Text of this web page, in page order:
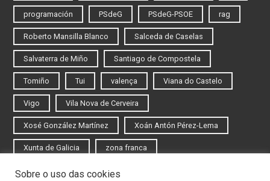
programación PSdeG PSdeG-PSOE rag
Roberto Mansilla Blanco Salceda de Caselas
Salvaterra de Miño Santiago de Compostela
Tomiño Tui valença Viana do Castelo
Vigo Vila Nova de Cerveira
Xosé González Martínez Xoán Antón Pérez-Lema
Xunta de Galicia zona franca
Sobre o uso das cookies